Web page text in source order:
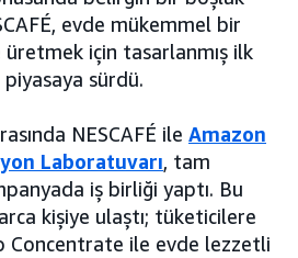
evde mükemmel bir
için tasarlanmış ilk
sürdü.
NESCAFÉ ile Amazon
Laboratuvarı, tam
iş birliği yaptı. Bu
kişiye ulaştı; tüketicilere
Concentrate ile evde lezzetli